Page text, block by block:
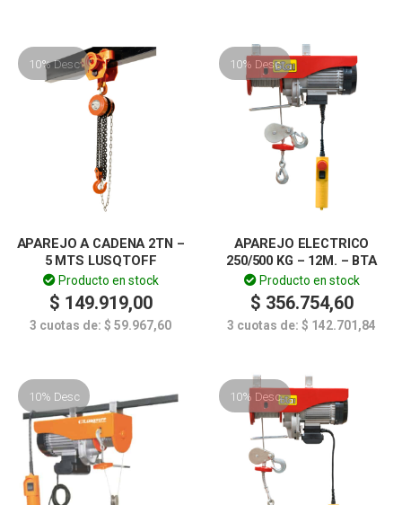
10% Desc
APAREJO A CADENA 2TN –
5 MTS LUSQTOFF
Producto en stock
$ 149.919,00
3 cuotas de: $ 59.967,60
10% Desc
APAREJO ELECTRICO
250/500 KG – 12M. – BTA
Producto en stock
$ 356.754,60
3 cuotas de: $ 142.701,84
10% Desc 10% Desc